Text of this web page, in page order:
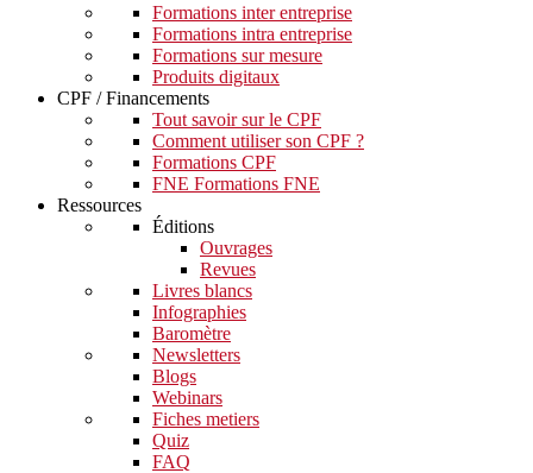
Formations inter entreprise
Formations intra entreprise
Formations sur mesure
Produits digitaux
CPF / Financements
Tout savoir sur le CPF
Comment utiliser son CPF ?
Formations CPF
FNE Formations FNE
Ressources
Éditions
Ouvrages
Revues
Livres blancs
Infographies
Baromètre
Newsletters
Blogs
Webinars
Fiches metiers
Quiz
FAQ